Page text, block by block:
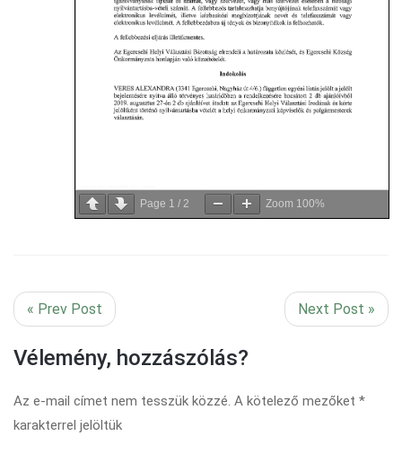
Page 1 / 2 Zoom 100%
« Prev Post Next Post »
Vélemény, hozzászólás?
Az e-mail címet nem tesszük közzé. A kötelező mezőket *
karakterrel jelöltük